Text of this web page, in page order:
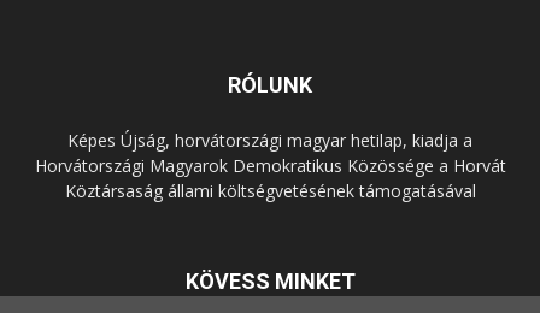
RÓLUNK
Képes Újság, horvátországi magyar hetilap, kiadja a
Horvátországi Magyarok Demokratikus Közössége a Horvát
Köztársaság állami költségvetésének támogatásával
KÖVESS MINKET